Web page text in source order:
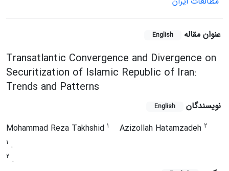
عنوان مقاله English
Transatlantic Convergence and Divergence on
Securitization of Islamic Republic of Iran:
Trends and Patterns
نویسندگان English
Mohammad Reza Takhshid 1 Azizollah Hatamzadeh 2
1 .
2 .